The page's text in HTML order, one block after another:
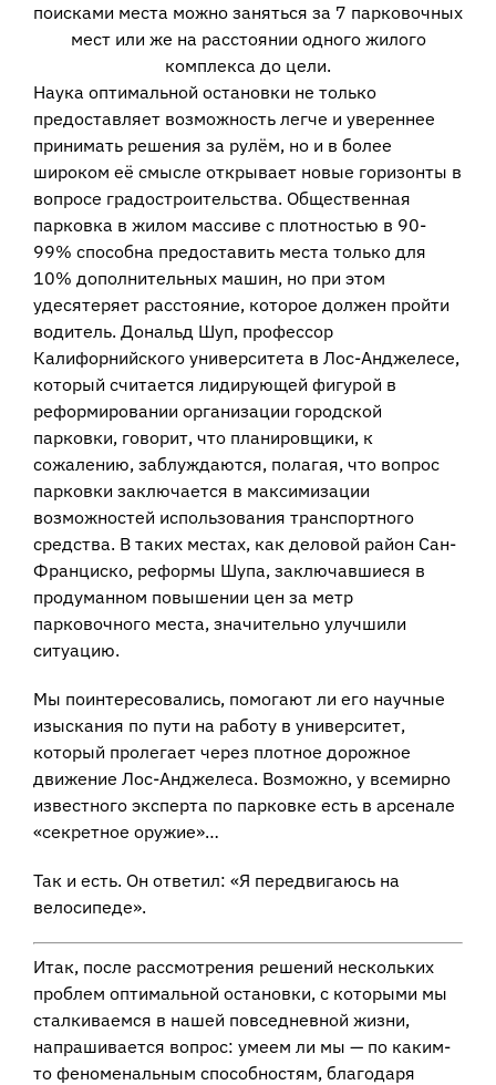
поисками места можно заняться за 7 парковочных
мест или же на расстоянии одного жилого
комплекса до цели.
Наука оптимальной остановки не только
предоставляет возможность легче и увереннее
принимать решения за рулём, но и в более
широком её смысле открывает новые горизонты в
вопросе градостроительства. Общественная
парковка в жилом массиве с плотностью в 90-
99% способна предоставить места только для
10% дополнительных машин, но при этом
удесятеряет расстояние, которое должен пройти
водитель. Дональд Шуп, профессор
Калифорнийского университета в Лос-Анджелесе,
который считается лидирующей фигурой в
реформировании организации городской
парковки, говорит, что планировщики, к
сожалению, заблуждаются, полагая, что вопрос
парковки заключается в максимизации
возможностей использования транспортного
средства. В таких местах, как деловой район Сан-
Франциско, реформы Шупа, заключавшиеся в
продуманном повышении цен за метр
парковочного места, значительно улучшили
ситуацию.
Мы поинтересовались, помогают ли его научные
изыскания по пути на работу в университет,
который пролегает через плотное дорожное
движение Лос-Анджелеса. Возможно, у всемирно
известного эксперта по парковке есть в арсенале
«секретное оружие»…
Так и есть. Он ответил: «Я передвигаюсь на
велосипеде».
Итак, после рассмотрения решений нескольких
проблем оптимальной остановки, с которыми мы
сталкиваемся в нашей повседневной жизни,
напрашивается вопрос: умеем ли мы — по каким-
то феноменальным способностям, благодаря